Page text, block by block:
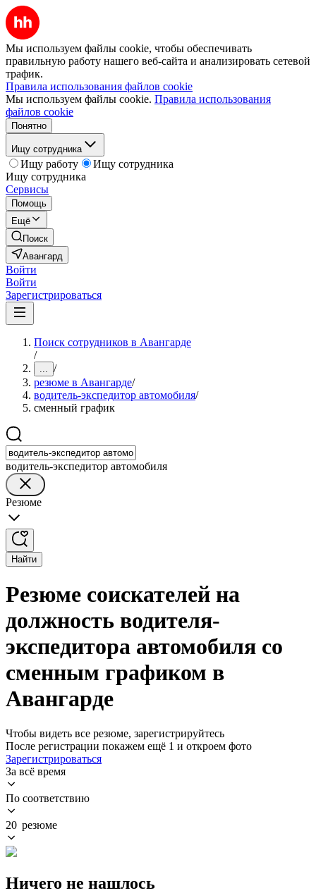
Мы используем файлы cookie, чтобы обеспечивать
правильную работу нашего веб-сайта и анализировать сетевой
трафик.
Правила использования файлов cookie
Мы используем файлы cookie. Правила использования
файлов cookie
Понятно
Ищу сотрудника
Ищу работу
Ищу сотрудника
Ищу сотрудника
Сервисы
Помощь
Ещё
Поиск
Авангард
Войти
Войти
Зарегистрироваться
Поиск сотрудников в Авангарде
/
... /
резюме в Авангарде/
водитель-экспедитор автомобиля/
сменный график
водитель-экспедитор автомобиля
Резюме
Найти
Резюме соискателей на
должность водителя-
экспедитора автомобиля со
сменным графиком в
Авангарде
Чтобы видеть все резюме, зарегистрируйтесь
После регистрации покажем ещё 1 и откроем фото
Зарегистрироваться
За всё время
По соответствию
20 резюме
Ничего не нашлось